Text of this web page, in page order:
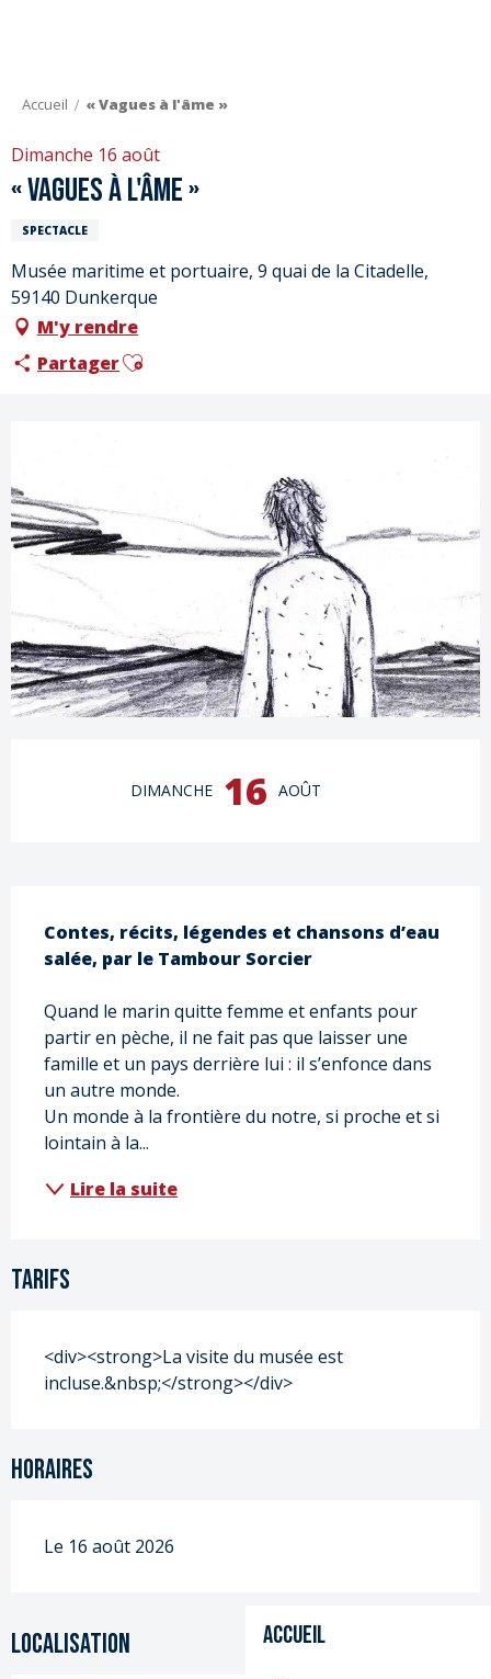
Accueil
Accueil « Vagues à l'âme »
Dimanche 16 août
« Vagues à l'âme »
SPECTACLE
Musée maritime et portuaire, 9 quai de la Citadelle,
59140 Dunkerque
M'y rendre
PartagerAjouter aux favoris
Ouverture et coordonnées
DIMANCHE 16 AOÛT
Description
Contes, récits, légendes et chansons d’eau
salée, par le Tambour Sorcier
Quand le marin quitte femme et enfants pour
partir en pèche, il ne fait pas que laisser une
famille et un pays derrière lui : il s’enfonce dans
un autre monde.
Un monde à la frontière du notre, si proche et si
lointain à la...
Lire la suite
Tarifs
<div><strong>La visite du musée est
incluse.&nbsp;</strong></div>
Horaires
Le 16 août 2026
Localisation